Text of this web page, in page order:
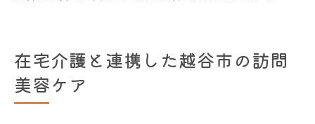
在宅介護と連携した越谷市の訪問
美容ケア